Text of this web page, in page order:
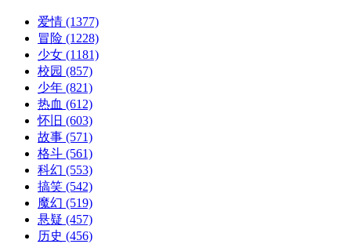
爱情 (1377)
冒险 (1228)
少女 (1181)
校园 (857)
少年 (821)
热血 (612)
怀旧 (603)
故事 (571)
格斗 (561)
科幻 (553)
搞笑 (542)
魔幻 (519)
悬疑 (457)
历史 (456)